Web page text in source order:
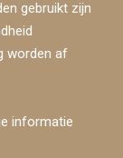
gebruikt zijn
worden af
informatie